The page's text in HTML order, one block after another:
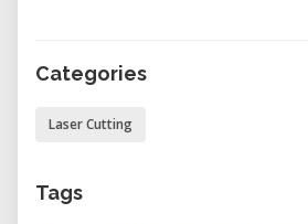
La Trotec Rayjet® est
Voici quelques applications
découpe de lettres ou de
Categories
Laser Cutting
Tags